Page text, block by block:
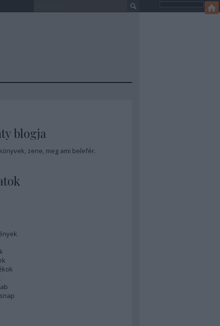
blogja
zene, meg ami belefér.